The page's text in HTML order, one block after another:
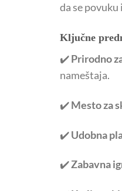
da se povuku
Ključne
✔️Prirodno
nameštaja.
✔️Mesto za
✔️Udobna
✔️Zabavna